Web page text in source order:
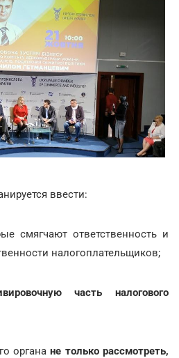
ввести:
смягчают ответственность и
налогоплательщиков;
часть налогового
органане только рассмотреть,